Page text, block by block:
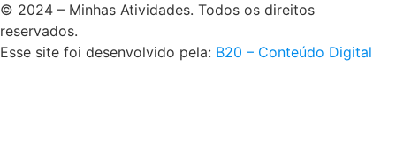
© 2024 – Minhas Atividades. Todos os direitos
reservados.
Esse site foi desenvolvido pela: B20 – Conteúdo Digital